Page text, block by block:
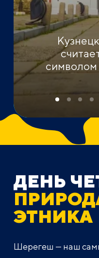
символом
ДЕНЬ
ЭТНИКА
Шерегеш — наш